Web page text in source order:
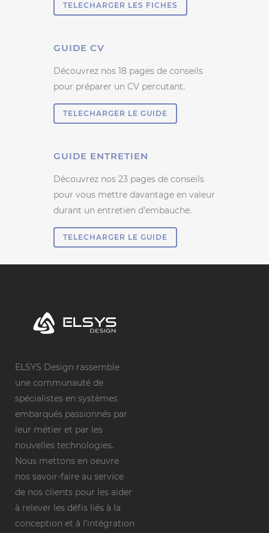
TELECHARGER LES FICHES
GUIDE CV
Découvrez nos 18 pages de conseils
pour préparer un CV percutant.
TELECHARGER LE GUIDE
GUIDE ENTRETIEN
Découvrez nos 23 pages de conseils
pour vous mettre davantage en valeur
durant un entretien d’embauche.
TELECHARGER LE GUIDE
ELSYS Design rassemble
une communauté de
spécialistes en systèmes
embarqués passionnés par
leur métier et par les
nouvelles technologies.
Nous mettons en oeuvre
nos savoir-faire au service
de nos clients pour les aider
à relever les défis liés à la
conception et à l’intégration